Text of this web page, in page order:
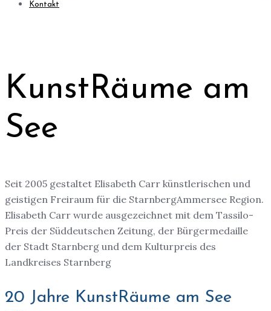
Kontakt
KunstRäume am
See
Seit 2005 gestaltet Elisabeth Carr künstlerischen und
geistigen Freiraum für die StarnbergAmmersee Region.
Elisabeth Carr wurde ausgezeichnet mit dem Tassilo-
Preis der Süddeutschen Zeitung, der Bürgermedaille
der Stadt Starnberg und dem Kulturpreis des
Landkreises Starnberg
20 Jahre KunstRäume am See